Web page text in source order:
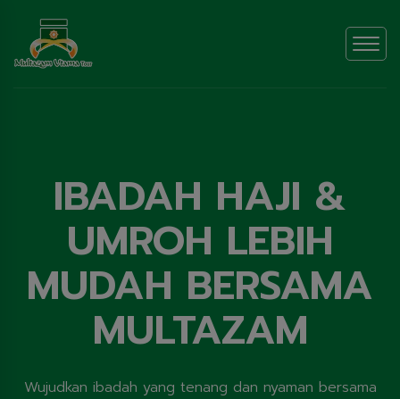
IBADAH HAJI &
UMROH LEBIH
MUDAH BERSAMA
MULTAZAM
Wujudkan ibadah yang tenang dan nyaman bersama